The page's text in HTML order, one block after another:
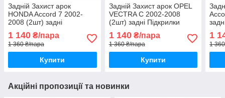
Задній Захист арок
HONDA Accord 7 2002-
2008 (2шт) задні
пара задніх
1 140 ₴/пара
1 360 ₴/пара
Купити
Задній Захист арок OPEL
VECTRA C 2002-2008
(2шт) задні Підкрилки
задніх
1 140₴/пара
1 360 ₴/пара
Купити
1
1
Акційні пропозиції та новинки